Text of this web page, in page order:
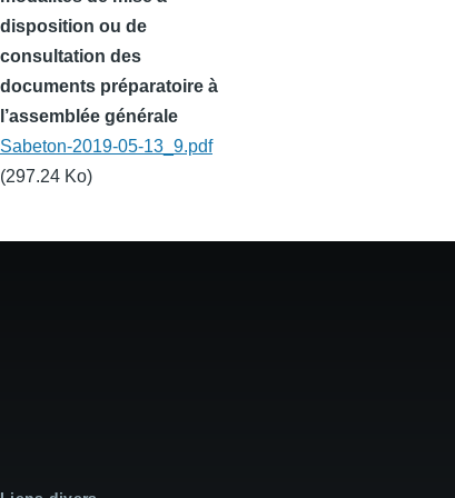
disposition ou de
consultation des
documents préparatoire à
l’assemblée générale
Sabeton-2019-05-13_9.pdf
(297.24 Ko)